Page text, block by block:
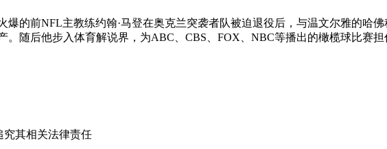
爆的前NFL主教练约翰·马登在奥克兰突袭者队被迫退役后，与温文尔雅的哈
。随后他步入体育解说界，为ABC、CBS、FOX、NBC等播出的橄榄球比赛
究其相关法律责任